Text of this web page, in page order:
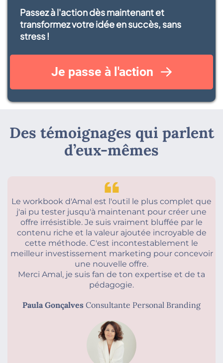
Passez à l'action dès maintenant et
transformez votre idée en succès, sans
stress !
Je passe à l'action
Des témoignages qui parlent
d’eux-mêmes
Le workbook d'Amal est l'outil le plus complet que
j'ai pu tester jusqu'à maintenant pour créer une
offre irrésistible. Je suis vraiment bluffée par le
contenu riche et la valeur ajoutée incroyable de
cette méthode. C'est incontestablement le
meilleur investissement marketing pour concevoir
une nouvelle offre.
Merci Amal, je suis fan de ton expertise et de ta
pédagogie.
Paula Gonçalves Consultante Personal Branding